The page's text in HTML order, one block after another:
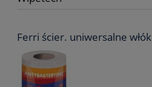
Ferri ścier. uniwersalne